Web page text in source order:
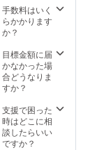
手数料はいく
らかかります
か？
目標金額に届
かなかった場
合どうなりま
すか？
支援で困った
時はどこに相
談したらいい
ですか？